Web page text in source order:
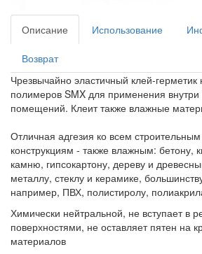
Описание Использование
Возврат
Чрезвычайно эластичный клей-
полимеров SMX для применения внутри
помещений. Клеит также влажные
Отличная адгезия ко всем
конструкциям - также влажным: бетону,
камню, гипсокартону, дереву и
металлу, стеклу и керамике,
например, ПВХ, полистиролу,
Химически нейтральной, не вступает в
поверхностями, не оставляет пятен на
материалов